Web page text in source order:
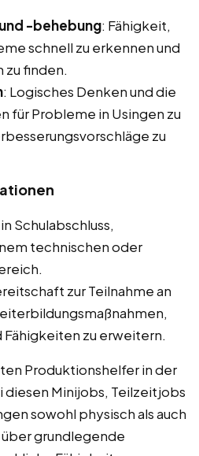
-behebung: Fähigkeit,
schnell zu erkennen und
zu finden.
: Logisches Denken und die
für Probleme in Usingen zu
zu
Schulabschluss,
technischen oder
zur Teilnahme an
Fähigkeiten zu erweitern.
Produktionshelfer in der
Minijobs, Teilzeitjobs
sowohl physisch als auch
grundlegende